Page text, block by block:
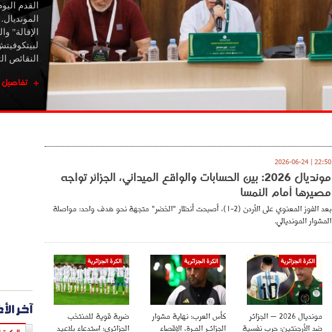
القدم
الإقالة"
النقائص
تفاصيل
22:50 | 2026-06-24
مونديال 2026: بين الحسابات والواقع الميداني، الجزائر تواجه
مصيرها أمام النمسا
بعد الفوز المعنوي على الأردن (2-1)، أصبحت أنظار "الخضر" متجهة نحو هدف واحد: مواصلة
المشوار المونديالي.
الكرة الجزائرية
مونديال 2026 – الجزائر
ضد الأرجنتين: حرب نفسية
الكرة الجزائرية
كأس العرب: نهاية مشوار
الجزائـر المـرة، الإقصاء
الكرة الجزائرية
ضربة قوية للمنتخب
الجزائري: استدعاء بلاعيد
آخر